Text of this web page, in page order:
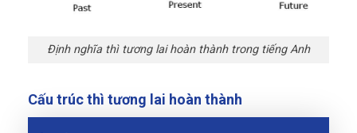
Định nghĩa thì tương lai hoàn thành trong tiếng Anh
Cấu trúc thì tương lai hoàn thành